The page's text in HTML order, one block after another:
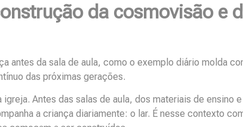
da cosmovisão e
antes da sala de aula, como o exemplo diário molda
das próximas gerações.
Antes das salas de aula, dos materiais de ensino
a criança diariamente: o lar. É nesse contexto